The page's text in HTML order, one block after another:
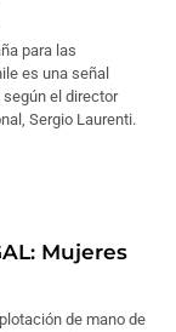
para las
es una señal
el director
Sergio Laurenti.
Mujeres
de mano de